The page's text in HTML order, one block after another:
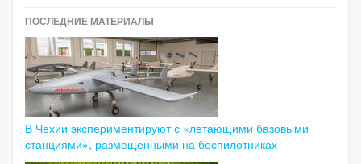
ПОСЛЕДНИЕ МАТЕРИАЛЫ
В Чехии экспериментируют с «летающими базовыми
станциями», размещенными на беспилотниках